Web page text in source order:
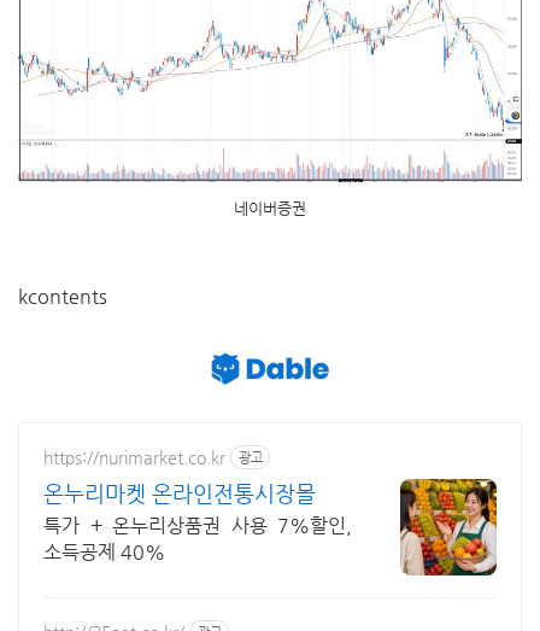
네이버증권
kcontents
https://nurimarket.co.kr 광고
온누리마켓 온라인전통시장몰
특가 + 온누리상품권 사용 7%할인,
소득공제 40%